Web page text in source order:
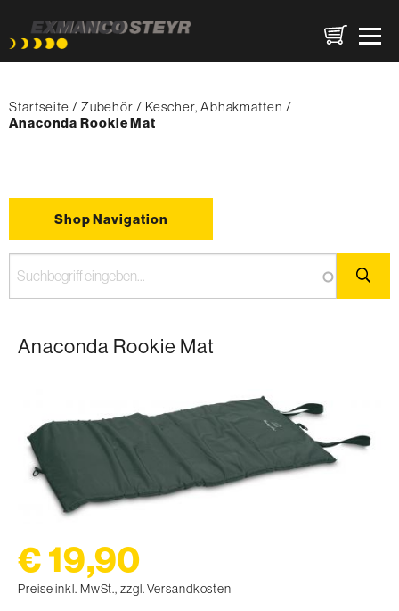
zum
Inhalt
Startseite
Zubehör
Kescher, Abhakmatten
{'Current'|t}:
Anaconda Rookie Mat
Shop Navigation
Anaconda Rookie Mat
€ 19,90
Preise inkl. MwSt., zzgl. Versandkosten